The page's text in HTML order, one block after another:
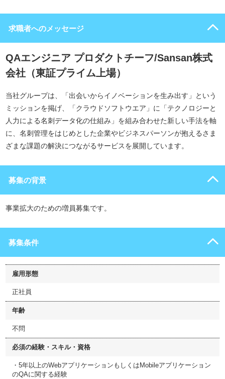
求職者へのメッセージ
QAエンジニア プロダクトチーフ/Sansan株式
会社（東証プライム上場）
当社グループは、「出会いからイノベーションを生み出す」という
ミッションを掲げ、「クラウドソフトウエア」に「テクノロジーと
人力による名刺データ化の仕組み」を組み合わせた新しい手法を軸
に、名刺管理をはじめとした企業やビジネスパーソンが抱えるさま
ざまな課題の解決につながるサービスを展開しています。
募集の背景
事業拡大のための増員募集です。
募集条件
雇用形態
正社員
年齢
不問
必須の経験・スキル・資格
・5年以上のWebアプリケーションもしくはMobileアプリケーション
のQAに関する経験